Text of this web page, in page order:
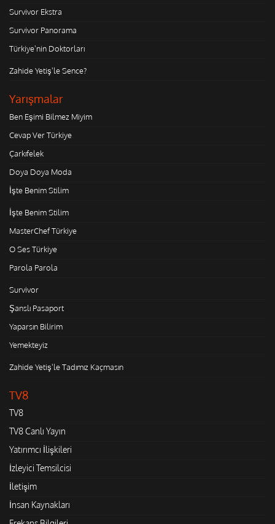
Survivor Ekstra
Survivor Panorama
Türkiye'nin Doktorları
Zahide Yetiş'le Sence?
Yarışmalar
Ben Eşimi Bilmez Miyim
Cevap Ver Türkiye
Çarkıfelek
Doya Doya Moda
İşte Benim Stilim
İşte Benim Stilim
MasterChef Türkiye
O Ses Türkiye
Parola Parola
Survivor
Şanslı Pasaport
Yaparsın Bilirim
Yemekteyiz
Zahide Yetiş'le Tadımız Kaçmasın
TV8
TV8
TV8 Canlı Yayın
Yatırımcı İlişkileri
İzleyici Temsilcisi
İletişim
İnsan Kaynakları